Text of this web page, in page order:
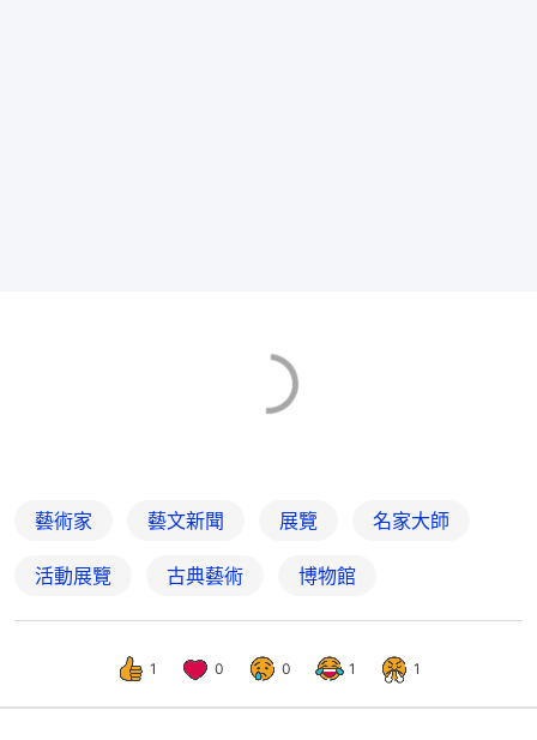
藝術家 藝文新聞 展覽 名家大師
活動展覽 古典藝術 博物館
1 0 0 1 1